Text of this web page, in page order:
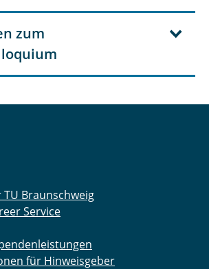
Theorie
Nachrichtentechnik
Sprachkommunikation
zum
Braunschweig
Service
für Hinweisgeber